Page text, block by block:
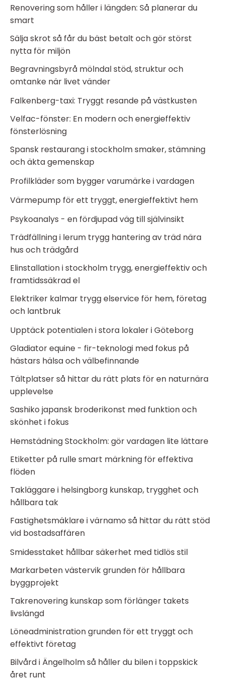
Renovering som håller i längden: Så planerar du
smart
Sälja skrot så får du bäst betalt och gör störst
nytta för miljön
Begravningsbyrå mölndal stöd, struktur och
omtanke när livet vänder
Falkenberg-taxi: Tryggt resande på västkusten
Velfac-fönster: En modern och energieffektiv
fönsterlösning
Spansk restaurang i stockholm smaker, stämning
och äkta gemenskap
Profilkläder som bygger varumärke i vardagen
Värmepump för ett tryggt, energieffektivt hem
Psykoanalys - en fördjupad väg till självinsikt
Trädfällning i lerum trygg hantering av träd nära
hus och trädgård
Elinstallation i stockholm trygg, energieffektiv och
framtidssäkrad el
Elektriker kalmar trygg elservice för hem, företag
och lantbruk
Upptäck potentialen i stora lokaler i Göteborg
Gladiator equine - fir-teknologi med fokus på
hästars hälsa och välbefinnande
Tältplatser så hittar du rätt plats för en naturnära
upplevelse
Sashiko japansk broderikonst med funktion och
skönhet i fokus
Hemstädning Stockholm: gör vardagen lite lättare
Etiketter på rulle smart märkning för effektiva
flöden
Takläggare i helsingborg kunskap, trygghet och
hållbara tak
Fastighetsmäklare i värnamo så hittar du rätt stöd
vid bostadsaffären
Smidesstaket hållbar säkerhet med tidlös stil
Markarbeten västervik grunden för hållbara
byggprojekt
Takrenovering kunskap som förlänger takets
livslängd
Löneadministration grunden för ett tryggt och
effektivt företag
Bilvård i Ängelholm så håller du bilen i toppskick
året runt